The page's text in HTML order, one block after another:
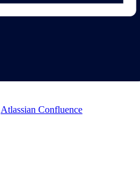
Atlassian Confluence